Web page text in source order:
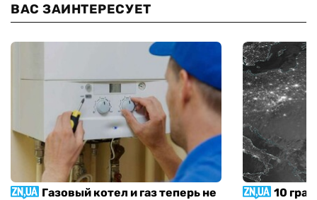
ВАС ЗАИНТЕРЕСУЕТ
Газовый котел и газ теперь не
10